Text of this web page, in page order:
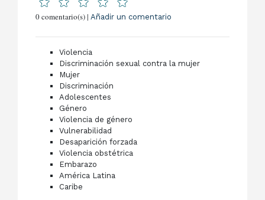
0 comentario(s) |Añadir un comentario
Violencia
Discriminación sexual contra la mujer
Mujer
Discriminación
Adolescentes
Género
Violencia de género
Vulnerabilidad
Desaparición forzada
Violencia obstétrica
Embarazo
América Latina
Caribe